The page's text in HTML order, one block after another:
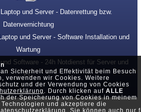
Sicherheit und Effektivität beim Besuch
verwenden wir Cookies. Weitere
und der Verwendung von Cookies
. Durch klicken auf ALLE
der Speicherung von Cookies in meinem
und akzeptiere die
Sie können auch nur
und Server - Datenrettung bzw.
Datenvernichtung
und Server - Software Installation und
Wartung
Software - 24h Notdienst für Server und
PC